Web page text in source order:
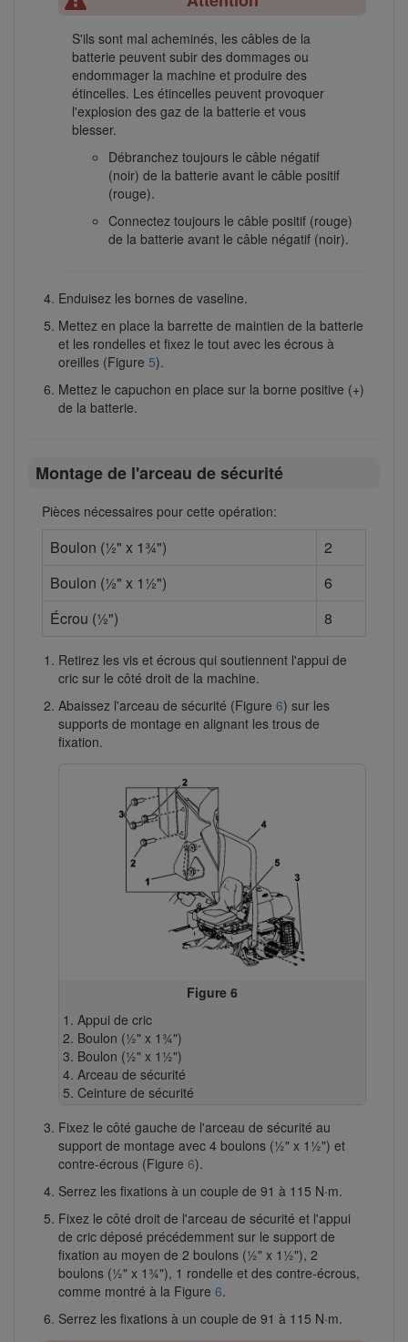
S'ils sont mal acheminés, les câbles de la
batterie peuvent subir des dommages ou
endommager la machine et produire des
étincelles. Les étincelles peuvent provoquer
l'explosion des gaz de la batterie et vous
blesser.
Débranchez toujours le câble négatif
(noir) de la batterie avant le câble positif
(rouge).
Connectez toujours le câble positif (rouge)
de la batterie avant le câble négatif (noir).
Enduisez les bornes de vaseline.
Mettez en place la barrette de maintien de la batterie
et les rondelles et fixez le tout avec les écrous à
oreilles (Figure 5).
Mettez le capuchon en place sur la borne positive (+)
de la batterie.
Montage de l'arceau de sécurité
Pièces nécessaires pour cette opération:
Boulon (½" x 1¾")
2
Boulon (½" x 1½")
6
Écrou (½")
8
Retirez les vis et écrous qui soutiennent l'appui de
cric sur le côté droit de la machine.
Abaissez l'arceau de sécurité (Figure 6) sur les
supports de montage en alignant les trous de
fixation.
Figure 6
Appui de cric
Boulon (½" x 1¾")
Boulon (½" x 1½")
Arceau de sécurité
Ceinture de sécurité
Fixez le côté gauche de l'arceau de sécurité au
support de montage avec 4 boulons (½" x 1½") et
contre-écrous (Figure 6).
Serrez les fixations à un couple de 91 à 115 N·m.
Fixez le côté droit de l'arceau de sécurité et l'appui
de cric déposé précédemment sur le support de
fixation au moyen de 2 boulons (½" x 1½"), 2
boulons (½" x 1¾"), 1 rondelle et des contre-écrous,
comme montré à la Figure 6.
Serrez les fixations à un couple de 91 à 115 N·m.